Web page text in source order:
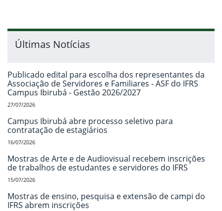
Últimas Notícias
Publicado edital para escolha dos representantes da
Associação de Servidores e Familiares - ASF do IFRS
Campus Ibirubá - Gestão 2026/2027
27/07/2026
Campus Ibirubá abre processo seletivo para
contratação de estagiários
16/07/2026
Mostras de Arte e de Audiovisual recebem inscrições
de trabalhos de estudantes e servidores do IFRS
15/07/2026
Mostras de ensino, pesquisa e extensão de campi do
IFRS abrem inscrições